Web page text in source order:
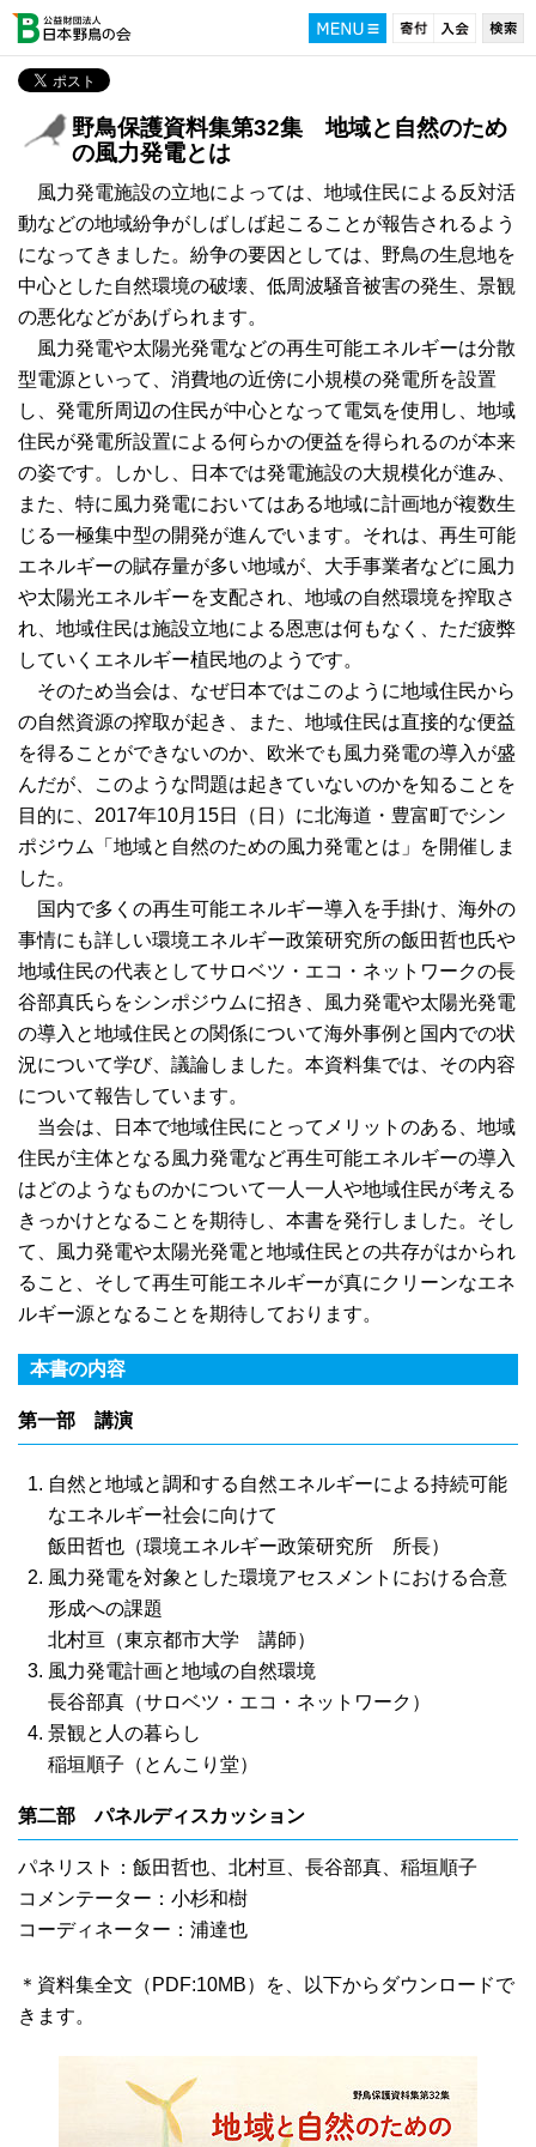
野鳥保護資料集第32集 地域と自然のため
の風力発電とは
風力発電施設の立地によっては、地域住民による反対活
動などの地域紛争がしばしば起こることが報告されるよう
になってきました。紛争の要因としては、野鳥の生息地を
中心とした自然環境の破壊、低周波騒音被害の発生、景観
の悪化などがあげられます。
風力発電や太陽光発電などの再生可能エネルギーは分散
型電源といって、消費地の近傍に小規模の発電所を設置
し、発電所周辺の住民が中心となって電気を使用し、地域
住民が発電所設置による何らかの便益を得られるのが本来
の姿です。しかし、日本では発電施設の大規模化が進み、
また、特に風力発電においてはある地域に計画地が複数生
じる一極集中型の開発が進んでいます。それは、再生可能
エネルギーの賦存量が多い地域が、大手事業者などに風力
や太陽光エネルギーを支配され、地域の自然環境を搾取さ
れ、地域住民は施設立地による恩恵は何もなく、ただ疲弊
していくエネルギー植民地のようです。
そのため当会は、なぜ日本ではこのように地域住民から
の自然資源の搾取が起き、また、地域住民は直接的な便益
を得ることができないのか、欧米でも風力発電の導入が盛
んだが、このような問題は起きていないのかを知ることを
目的に、2017年10月15日（日）に北海道・豊富町でシン
ポジウム「地域と自然のための風力発電とは」を開催しま
した。
国内で多くの再生可能エネルギー導入を手掛け、海外の
事情にも詳しい環境エネルギー政策研究所の飯田哲也氏や
地域住民の代表としてサロベツ・エコ・ネットワークの長
谷部真氏らをシンポジウムに招き、風力発電や太陽光発電
の導入と地域住民との関係について海外事例と国内での状
況について学び、議論しました。本資料集では、その内容
について報告しています。
当会は、日本で地域住民にとってメリットのある、地域
住民が主体となる風力発電など再生可能エネルギーの導入
はどのようなものかについて一人一人や地域住民が考える
きっかけとなることを期待し、本書を発行しました。そし
て、風力発電や太陽光発電と地域住民との共存がはかられ
ること、そして再生可能エネルギーが真にクリーンなエネ
ルギー源となることを期待しております。
本書の内容
第一部 講演
自然と地域と調和する自然エネルギーによる持続可能
なエネルギー社会に向けて
飯田哲也（環境エネルギー政策研究所 所長）
風力発電を対象とした環境アセスメントにおける合意
形成への課題
北村亘（東京都市大学 講師）
風力発電計画と地域の自然環境
長谷部真（サロベツ・エコ・ネットワーク）
景観と人の暮らし
稲垣順子（とんこり堂）
第二部 パネルディスカッション
パネリスト：飯田哲也、北村亘、長谷部真、稲垣順子
コメンテーター：小杉和樹
コーディネーター：浦達也
＊資料集全文（PDF:10MB）を、以下からダウンロードで
きます。